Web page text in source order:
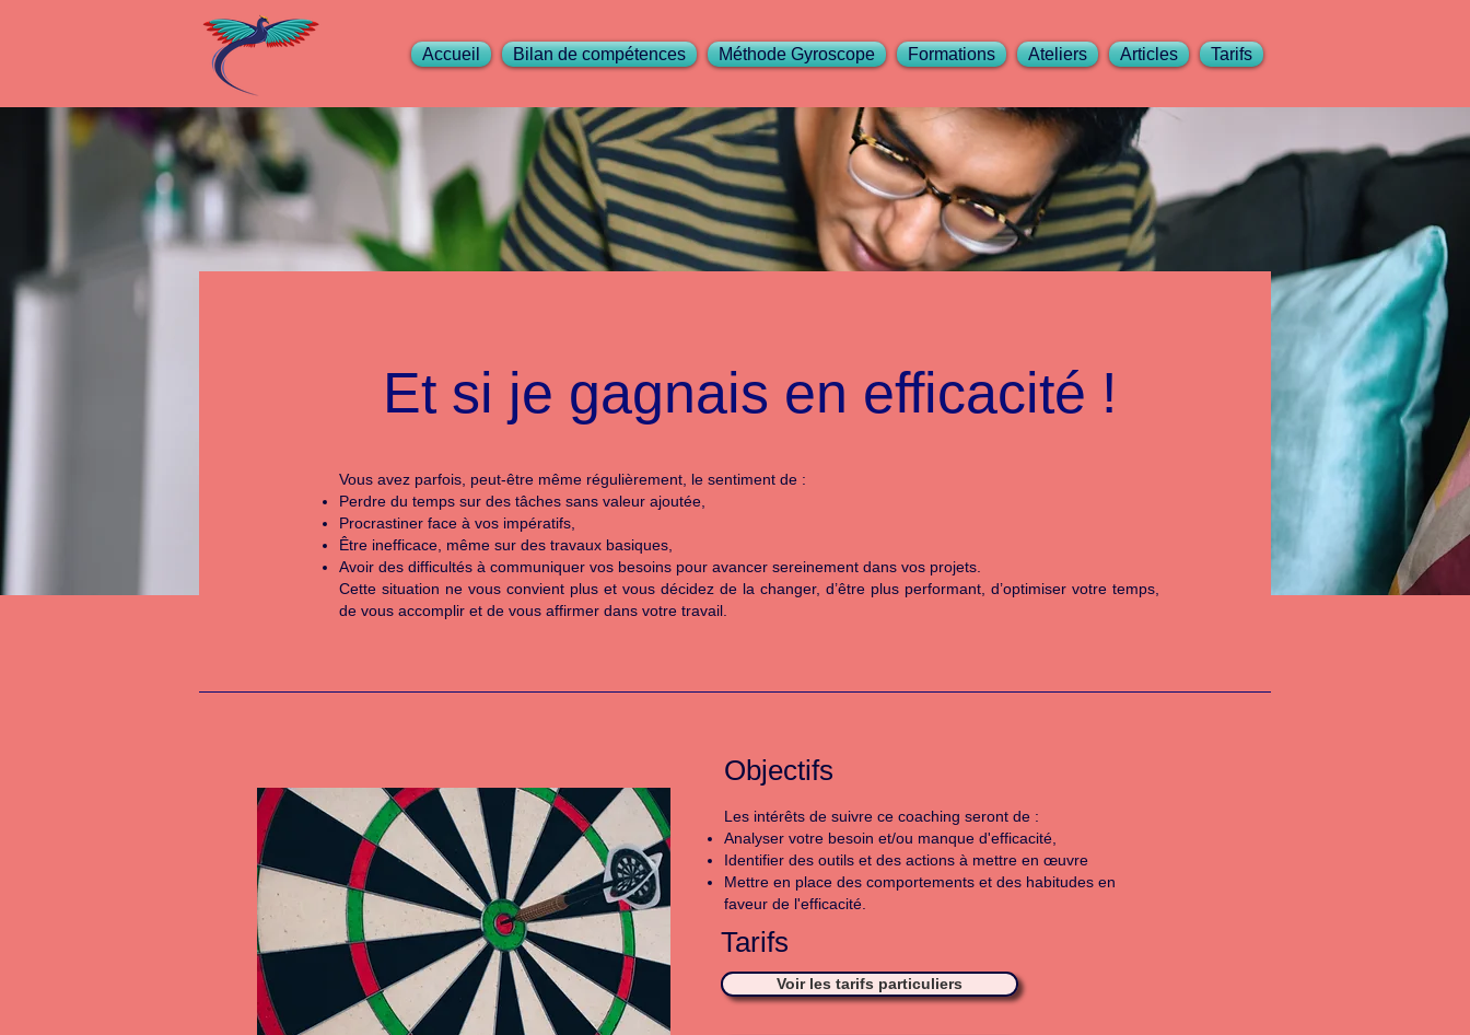
Accueil Bilan de compétences Méthode Gyroscope Formations Ateliers Articles Tarifs
Et si je gagnais en efficacité !
Vous avez parfois, peut-être même régulièrement, le sentiment de :
Perdre du temps sur des tâches sans valeur ajoutée,
Procrastiner face à vos impératifs,
Être inefficace, même sur des travaux basiques,
Avoir des difficultés à communiquer vos besoins pour avancer sereinement dans vos projets.
Cette situation ne vous convient plus et vous décidez de la changer, d’être plus performant, d’optimiser votre temps,
de vous accomplir et de vous affirmer dans votre travail.
Objectifs
Les intérêts de suivre ce coaching seront de :
Analyser votre besoin et/ou manque d'efficacité,
Identifier des outils et des actions à mettre en œuvre
Mettre en place des comportements et des habitudes en
faveur de l'efficacité.
Tarifs
Voir les tarifs particuliers